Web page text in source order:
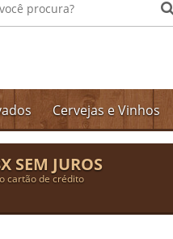
Cervejas e Vinhos
SEM JUROS
cartão de crédito